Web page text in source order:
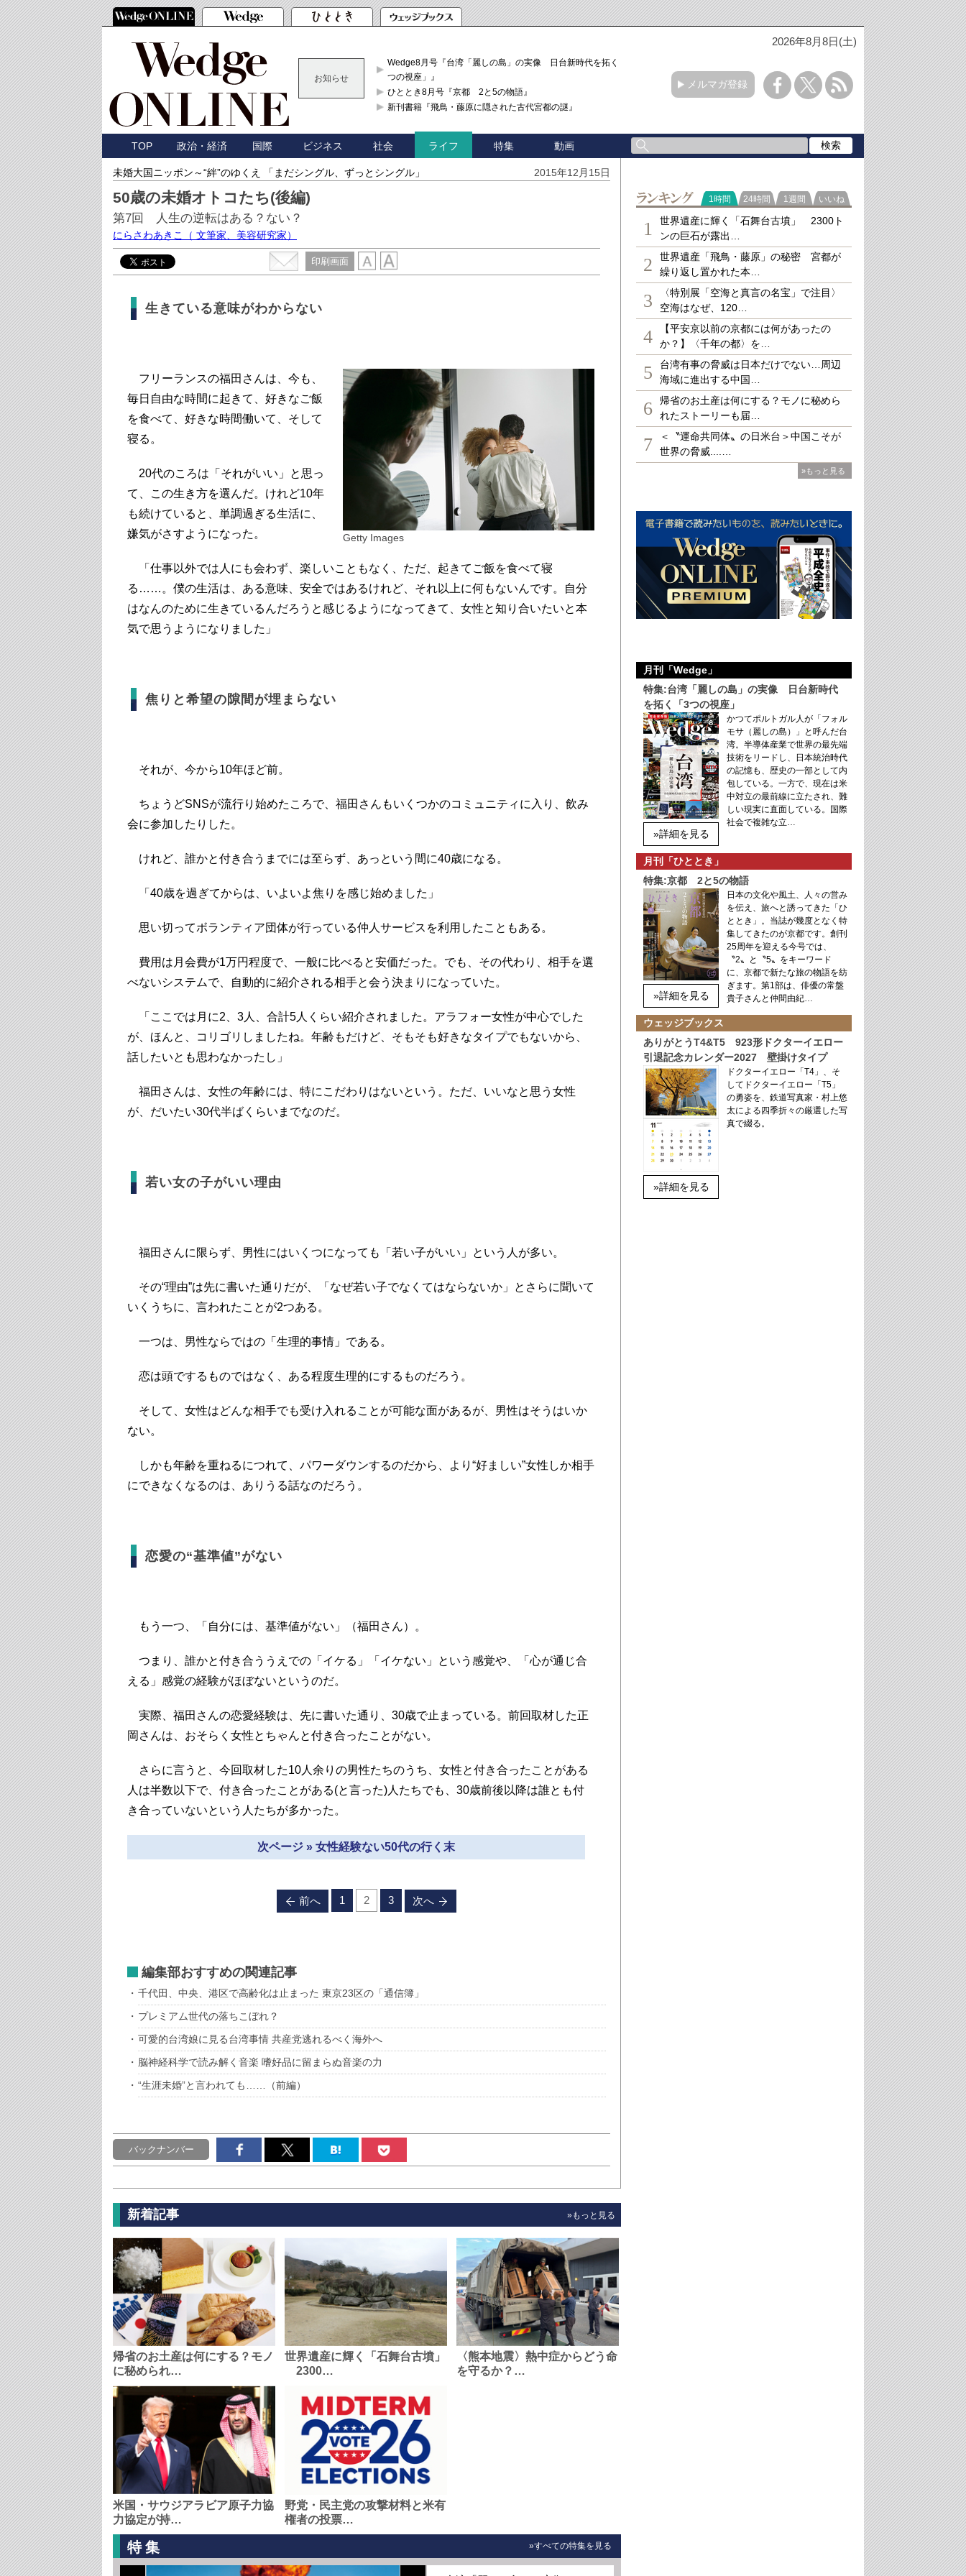
2026年8月8日(土)
お知らせ
Wedge8月号『台湾「麗しの島」の実像 日台新時代を拓く「3
つの視座」』
ひととき8月号『京都 2と5の物語』
新刊書籍『飛鳥・藤原に隠された古代宮都の謎』
メルマガ登録
TOP 政治・経済 国際 ビジネス 社会 ライフ 特集 動画
未婚大国ニッポン～“絆”のゆくえ 「まだシングル、ずっとシングル」 2015年12月15日
50歳の未婚オトコたち(後編)
第7回 人生の逆転はある？ない？
にらさわあきこ （ 文筆家、美容研究家）
印刷画面
生きている意味がわからない
Getty Images
フリーランスの福田さんは、今も、
毎日自由な時間に起きて、好きなご飯
を食べて、好きな時間働いて、そして
寝る。
20代のころは「それがいい」と思っ
て、この生き方を選んだ。けれど10年
も続けていると、単調過ぎる生活に、
嫌気がさすようになった。
「仕事以外では人にも会わず、楽しいこともなく、ただ、起きてご飯を食べて寝
る……。僕の生活は、ある意味、安全ではあるけれど、それ以上に何もないんです。自分
はなんのために生きているんだろうと感じるようになってきて、女性と知り合いたいと本
気で思うようになりました」
焦りと希望の隙間が埋まらない
それが、今から10年ほど前。
ちょうどSNSが流行り始めたころで、福田さんもいくつかのコミュニティに入り、飲み
会に参加したりした。
けれど、誰かと付き合うまでには至らず、あっという間に40歳になる。
「40歳を過ぎてからは、いよいよ焦りを感じ始めました」
思い切ってボランティア団体が行っている仲人サービスを利用したこともある。
費用は月会費が1万円程度で、一般に比べると安価だった。でも、その代わり、相手を選
べないシステムで、自動的に紹介される相手と会う決まりになっていた。
「ここでは月に2、3人、合計5人くらい紹介されました。アラフォー女性が中心でした
が、ほんと、コリゴリしましたね。年齢もだけど、そもそも好きなタイプでもないから、
話したいとも思わなかったし」
福田さんは、女性の年齢には、特にこだわりはないという。ただ、いいなと思う女性
が、だいたい30代半ばくらいまでなのだ。
若い女の子がいい理由
福田さんに限らず、男性にはいくつになっても「若い子がいい」という人が多い。
その“理由”は先に書いた通りだが、「なぜ若い子でなくてはならないか」とさらに聞いて
いくうちに、言われたことが2つある。
一つは、男性ならではの「生理的事情」である。
恋は頭でするものではなく、ある程度生理的にするものだろう。
そして、女性はどんな相手でも受け入れることが可能な面があるが、男性はそうはいか
ない。
しかも年齢を重ねるにつれて、パワーダウンするのだから、より“好ましい”女性しか相手
にできなくなるのは、ありうる話なのだろう。
恋愛の“基準値”がない
もう一つ、「自分には、基準値がない」（福田さん）。
つまり、誰かと付き合ううえでの「イケる」「イケない」という感覚や、「心が通じ合
える」感覚の経験がほぼないというのだ。
実際、福田さんの恋愛経験は、先に書いた通り、30歳で止まっている。前回取材した正
岡さんは、おそらく女性とちゃんと付き合ったことがない。
さらに言うと、今回取材した10人余りの男性たちのうち、女性と付き合ったことがある
人は半数以下で、付き合ったことがある(と言った)人たちでも、30歳前後以降は誰とも付
き合っていないという人たちが多かった。
次ページ » 女性経験ない50代の行く末
前へ 1 2 3 次へ
編集部おすすめの関連記事
千代田、中央、港区で高齢化は止まった 東京23区の「通信簿」
プレミアム世代の落ちこぼれ？
可愛的台湾娘に見る台湾事情 共産党逃れるべく海外へ
脳神経科学で読み解く音楽 嗜好品に留まらぬ音楽の力
“生涯未婚”と言われても……（前編）
バックナンバー
新着記事 »もっと見る
帰省のお土産は何にする？モノ
に秘められ…
世界遺産に輝く「石舞台古墳」
2300…
〈熊本地震〉熱中症からどう命
を守るか？…
米国・サウジアラビア原子力協
力協定が持…
野党・民主党の攻撃材料と米有
権者の投票…
特集 »すべての特集を見る
ランキング
1時間 24時間 1週間 いいね
1
世界遺産に輝く「石舞台古墳」 2300ト
ンの巨石が露出…
2
世界遺産「飛鳥・藤原」の秘密 宮都が
繰り返し置かれた本…
3
〈特別展「空海と真言の名宝」で注目〉
空海はなぜ、120…
4
【平安京以前の京都には何があったの
か？】〈千年の都〉を…
5
台湾有事の脅威は日本だけでない…周辺
海域に進出する中国…
6
帰省のお土産は何にする？モノに秘めら
れたストーリーも届…
7
＜〝運命共同体〟の日米台＞中国こそが
世界の脅威....…
»もっと見る
月刊「Wedge」
特集:台湾「麗しの島」の実像 日台新時代
を拓く「3つの視座」
»詳細を見る
かつてポルトガル人が「フォル
モサ（麗しの島）」と呼んだ台
湾。半導体産業で世界の最先端
技術をリードし、日本統治時代
の記憶も、歴史の一部として内
包している。一方で、現在は米
中対立の最前線に立たされ、難
しい現実に直面している。国際
社会で複雑な立…
月刊「ひととき」
特集:京都 2と5の物語
»詳細を見る
日本の文化や風土、人々の営み
を伝え、旅へと誘ってきた「ひ
ととき」。当誌が幾度となく特
集してきたのが京都です。創刊
25周年を迎える今号では、
〝2〟と〝5〟をキーワード
に、京都で新たな旅の物語を紡
ぎます。第1部は、俳優の常盤
貴子さんと仲間由紀…
ウェッジブックス
ありがとうT4&T5 923形ドクターイエロー
引退記念カレンダー2027 壁掛けタイプ
»詳細を見る
ドクターイエロー「T4」、そ
してドクターイエロー「T5」
の勇姿を、鉄道写真家・村上悠
太による四季折々の厳選した写
真で綴る。